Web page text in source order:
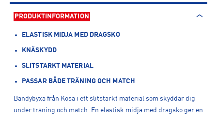
PRODUKTINFORMATION
ELASTISK MIDJA MED DRAGSKO
KNÄSKYDD
SLITSTARKT MATERIAL
PASSAR BÅDE TRÄNING OCH MATCH
Bandybyxa från Kosa i ett slitstarkt material som skyddar dig
under träning och match. En elastisk midja med dragsko ger en